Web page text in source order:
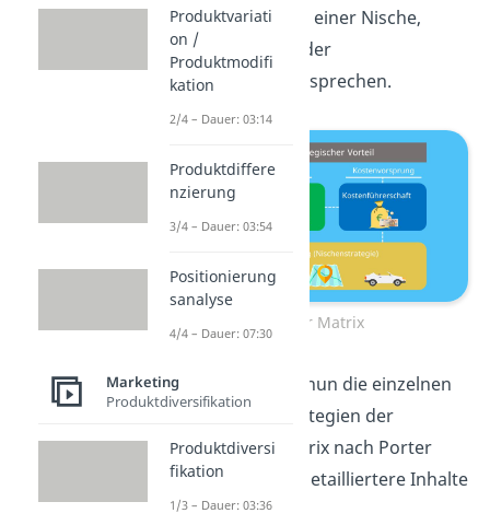
Unternehmens in einer Nische,
weshalb wir von der
Nischenstrategie sprechen.
Porter Matrix
Schauen wir uns nun die einzelnen
Wettbewerbsstrategien der
Wettbewerbsmatrix nach Porter
genauer an. Für detailliertere Inhalte
steht dir zu jeder
Produktvariati
on /
Produktmodifi
kation
2/4 – Dauer: 03:14
Produktdiffere
nzierung
3/4 – Dauer: 03:54
Positionierung
sanalyse
4/4 – Dauer: 07:30
Marketing
Produktdiversifikation
Produktdiversi
fikation
1/3 – Dauer: 03:36